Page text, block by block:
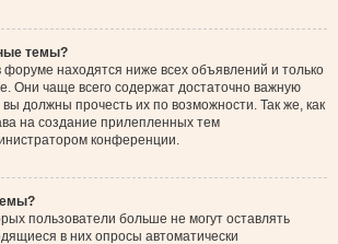
темы?
находятся ниже всех объявлений и только
Они чаще всего содержат достаточно важную
должны прочесть их по возможности. Так же, как
на создание прилепленных тем
конференции.
пользователи больше не могут оставлять
в них опросы автоматически